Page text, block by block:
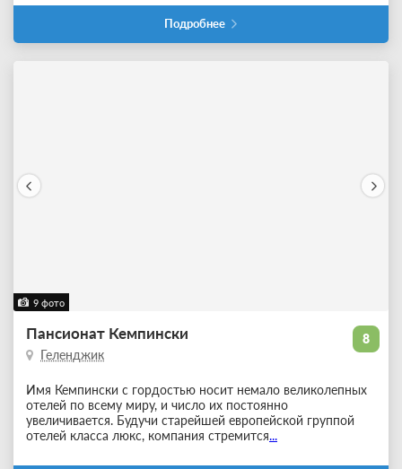
Подробнее
9 фото
8
Пансионат Кемпински
Геленджик
Имя Кемпински с гордостью носит немало великолепных
отелей по всему миру, и число их постоянно
увеличивается. Будучи старейшей европейской группой
отелей класса люкс, компания стремится...